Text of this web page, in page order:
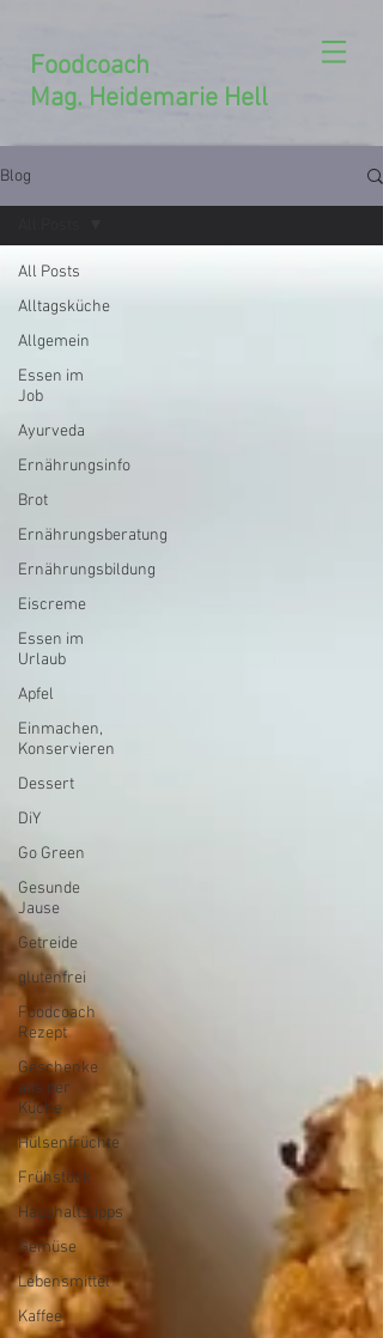
Foodcoach
Mag. Heidemarie Hell
Blog
All Posts
Alltagsküche
Allgemein
Essen im
Job
Ayurveda
Ernährungsinfo
Brot
Ernährungsberatung
Ernährungsbildung
Eiscreme
Essen im
Urlaub
Apfel
Einmachen,
Konservieren
Dessert
DiY
Go Green
Gesunde
Jause
Getreide
glutenfrei
Foodcoach
Rezept
Geschenke
aus der
Küche
Hülsenfrüchte
Frühstück
Haushaltstipps
Gemüse
Lebensmittel
Kaffee